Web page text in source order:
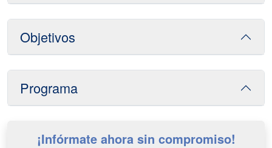
Objetivos
Programa
¡Infórmate ahora sin compromiso!